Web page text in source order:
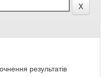
результатів